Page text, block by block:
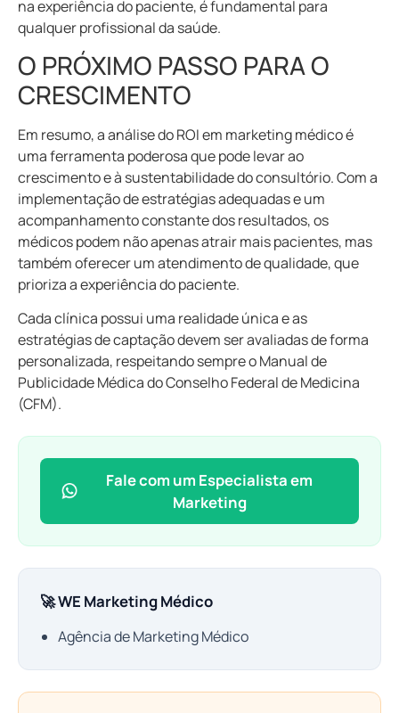
na experiência do paciente, é fundamental para
qualquer profissional da saúde.
O PRÓXIMO PASSO PARA O
CRESCIMENTO
Em resumo, a análise do ROI em marketing médico é
uma ferramenta poderosa que pode levar ao
crescimento e à sustentabilidade do consultório. Com a
implementação de estratégias adequadas e um
acompanhamento constante dos resultados, os
médicos podem não apenas atrair mais pacientes, mas
também oferecer um atendimento de qualidade, que
prioriza a experiência do paciente.
Cada clínica possui uma realidade única e as
estratégias de captação devem ser avaliadas de forma
personalizada, respeitando sempre o Manual de
Publicidade Médica do Conselho Federal de Medicina
(CFM).
Fale com um Especialista em
Marketing
🚀 WE Marketing Médico
Agência de Marketing Médico